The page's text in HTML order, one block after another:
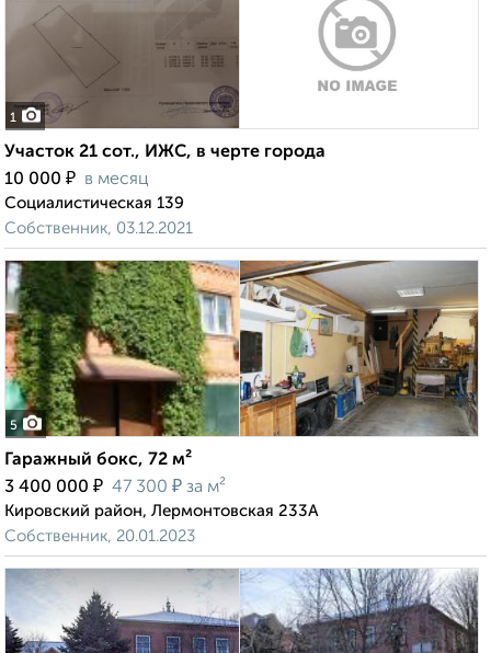
1
Участок 21 сот., ИЖС, в черте города
10 000 ₽ в месяц
Социалистическая 139
Собственник, 03.12.2021
5
Гаражный бокс, 72 м²
3 400 000 ₽ 47 300 ₽ за м²
Кировский район, Лермонтовская 233А
Собственник, 20.01.2023